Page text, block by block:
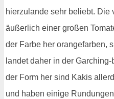
hierzulande sehr beliebt. Die
äußerlich einer großen
der Farbe her orangefarben,
landet daher in der
der Form her sind Kakis
und haben einige